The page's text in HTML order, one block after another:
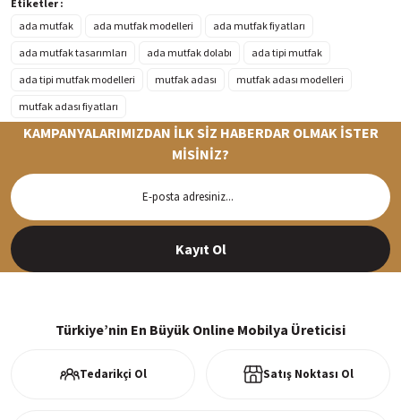
Etiketler :
ada mutfak
ada mutfak modelleri
ada mutfak fiyatları
ada mutfak tasarımları
ada mutfak dolabı
ada tipi mutfak
ada tipi mutfak modelleri
mutfak adası
mutfak adası modelleri
mutfak adası fiyatları
Siparişleriniz en kısa sürede hazırlanarak kargoya verilir
KAMPANYALARIMIZDAN İLK SİZ HABERDAR OLMAK İSTER
MİSİNİZ?
Kayıt Ol
Türkiye’nin En Büyük Online Mobilya Üreticisi
Tedarikçi Ol Satış Noktası Ol